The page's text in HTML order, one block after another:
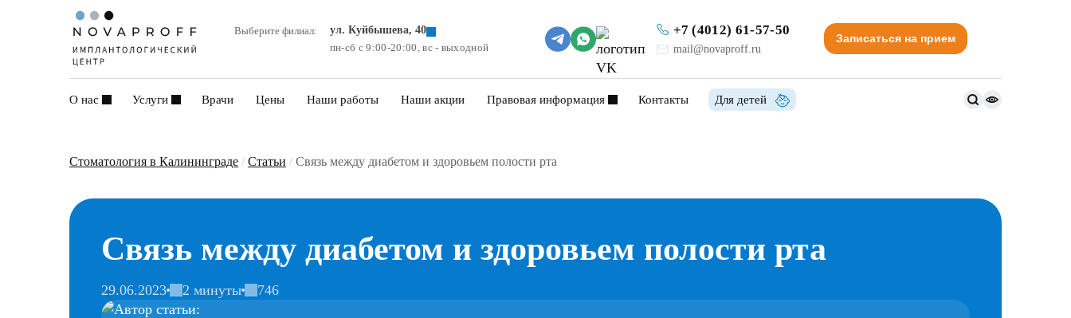
Выберите филиал:
ул. Куйбышева, 40
пн-сб с 9:00-20:00, вс - выходной
+7 (4012) 61-57-50
mail@novaproff.ru
Записаться на прием
О нас Услуги Врачи Цены Наши работы Наши акции Правовая информация Контакты Для детей
Стоматология в Калининграде / Статьи / Связь между диабетом и здоровьем полости рта
Связь между диабетом и здоровьем полости рта
29.06.2023 2 минуты 746